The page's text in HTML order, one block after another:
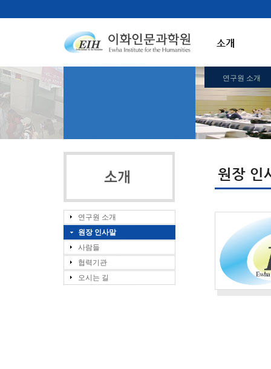
소개
연구원 소개
연구원 소개
원장 인사말
사람들
협력기관
오시는 길
원장 인